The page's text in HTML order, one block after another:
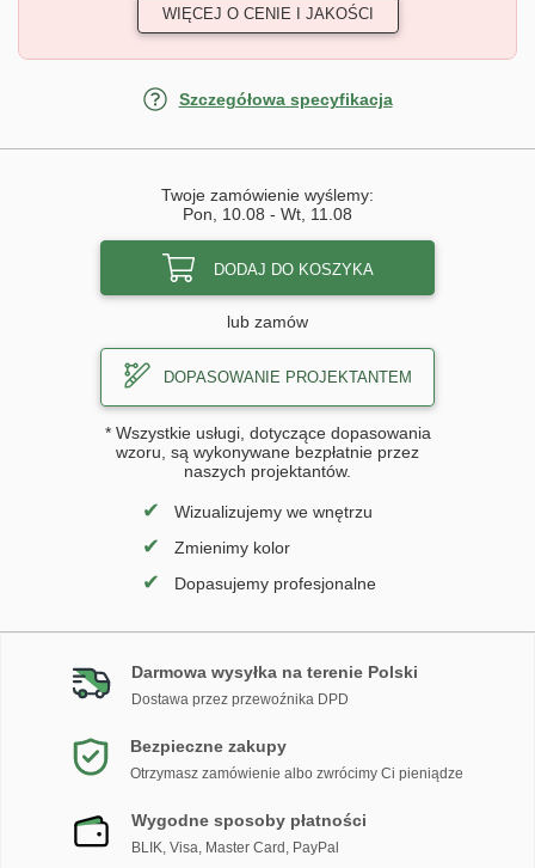
WIĘCEJ O CENIE I JAKOŚCI
Szczegółowa specyfikacja
Twoje zamówienie wyślemy:
Pon, 10.08 - Wt, 11.08
DODAJ DO KOSZYKA
lub zamów
DOPASOWANIE PROJEKTANTEM
* Wszystkie usługi, dotyczące dopasowania
wzoru, są wykonywane bezpłatnie przez
naszych projektantów.
✔ Wizualizujemy we wnętrzu
✔ Zmienimy kolor
✔ Dopasujemy profesjonalne
Darmowa wysyłka na terenie Polski
Dostawa przez przewoźnika DPD
Bezpieczne zakupy
Otrzymasz zamówienie albo zwrócimy Ci pieniądze
Wygodne sposoby płatności
BLIK, Visa, Master Card, PayPal